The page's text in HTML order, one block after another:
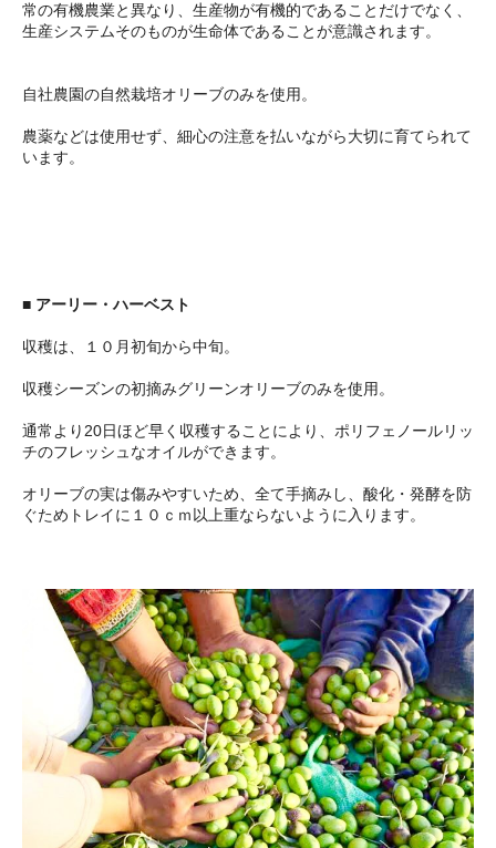
常の有機農業と異なり、生産物が有機的であることだけでなく、
生産システムそのものが生命体であることが意識されます。
自社農園の自然栽培オリーブのみを使用。
農薬などは使用せず、細心の注意を払いながら大切に育てられて
います。
■ アーリー・ハーベスト
収穫は、１０月初旬から中旬。
収穫シーズンの初摘みグリーンオリーブのみを使用。
通常より20日ほど早く収穫することにより、ポリフェノールリッ
チのフレッシュなオイルができます。
オリーブの実は傷みやすいため、全て手摘みし、酸化・発酵を防
ぐためトレイに１０ｃｍ以上重ならないように入ります。